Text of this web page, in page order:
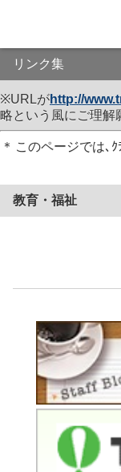
リンク集
※URLがhttp://
略という風にご理解
＊ このページでは､ｸ
教育・福祉